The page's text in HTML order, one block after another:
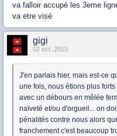
va falloir accupé les 3eme
va etre visé
gigi
02 oct. 2015
J'en parlais hier, mais est-ce
une fois, nous étions plus
avec un débours en mêlée
naïveté et/ou d'orgueil... on
pénalités contre nous alors
franchement c'est beaucoup